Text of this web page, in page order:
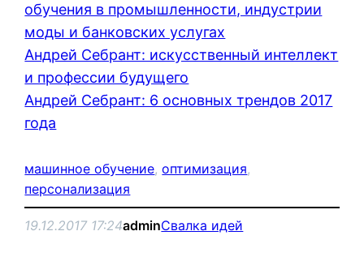
обучения в промышленности, индустрии
моды и банковских услугах
Андрей Себрант: искусственный интеллект
и профессии будущего
Андрей Себрант: 6 основных трендов 2017
года
машинное обучение, оптимизация
персонализация
19.12.2017 17:24adminСвалка идей